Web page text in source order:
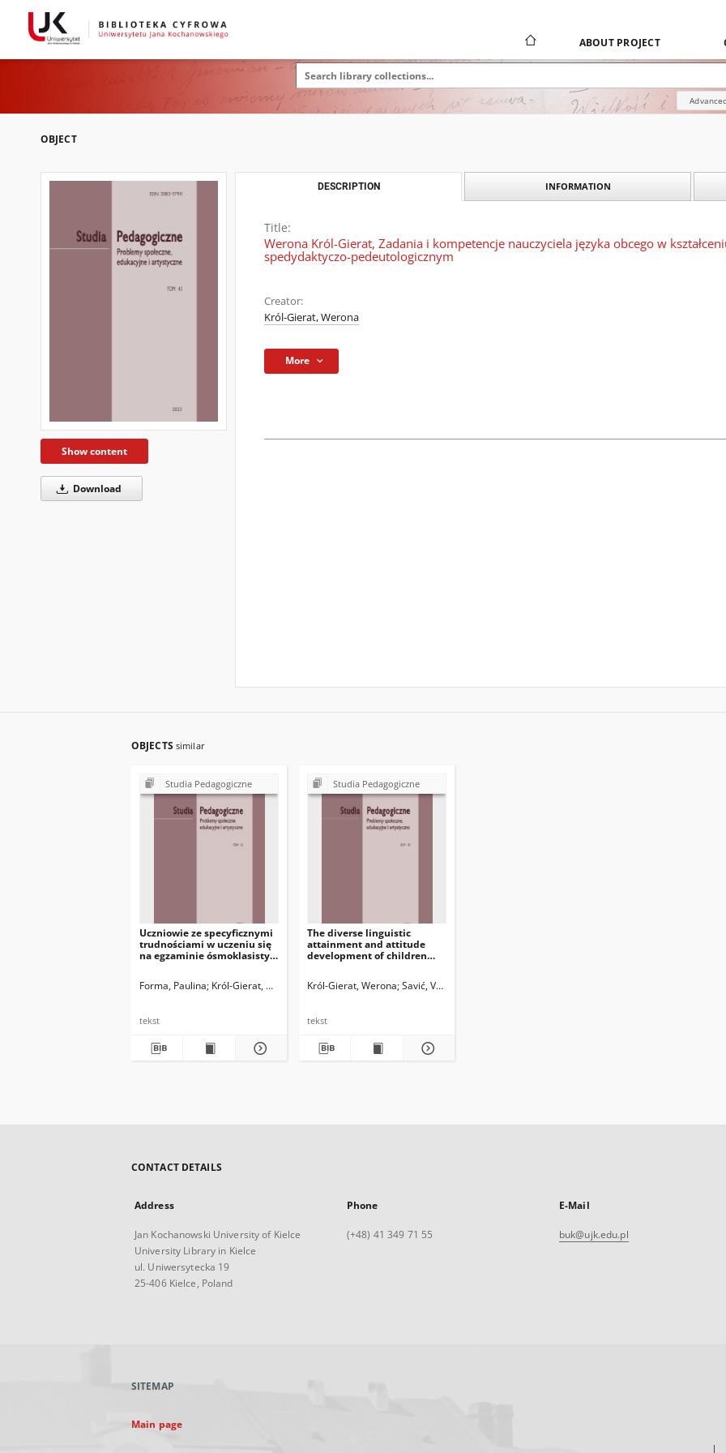
ABOUT PROJECT
OBJECT
Show content
Download
DESCRIPTION INFORMATION
Title:
Werona Król-Gierat, Zadania i kompetencje nauczyciela języka obcego w
spedydaktyczo-pedeutologicznym
Creator:
Król-Gierat, Werona
More
OBJECTS similar
Studia Pedagogiczne
Uczniowie ze specyficznymi
trudnościami w uczeniu się
na egzaminie ósmoklasisty z
Forma, Paulina Król-Gierat, Werona
tekst
Studia Pedagogiczne
The diverse linguistic
attainment and attitude
development of children
Król-Gierat, Werona Savić, Vera
tekst
CONTACT DETAILS
Address
Jan Kochanowski University of Kielce
University Library in Kielce
ul. Uniwersytecka 19
25-406 Kielce, Poland
Phone
(+48) 41 349 71 55
E-Mail
buk@ujk.edu.pl
SITEMAP
Main page